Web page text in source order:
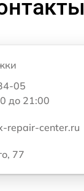
05
до 21:00
repair-center.ru
77